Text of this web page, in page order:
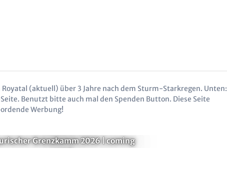
(aktuell) über 3 Jahre nach dem Sturm-Starkregen. Unten:
Benutzt bitte auch mal den Spenden Button. Diese Seite
Werbung!
Grenzkamm 2026 | coming